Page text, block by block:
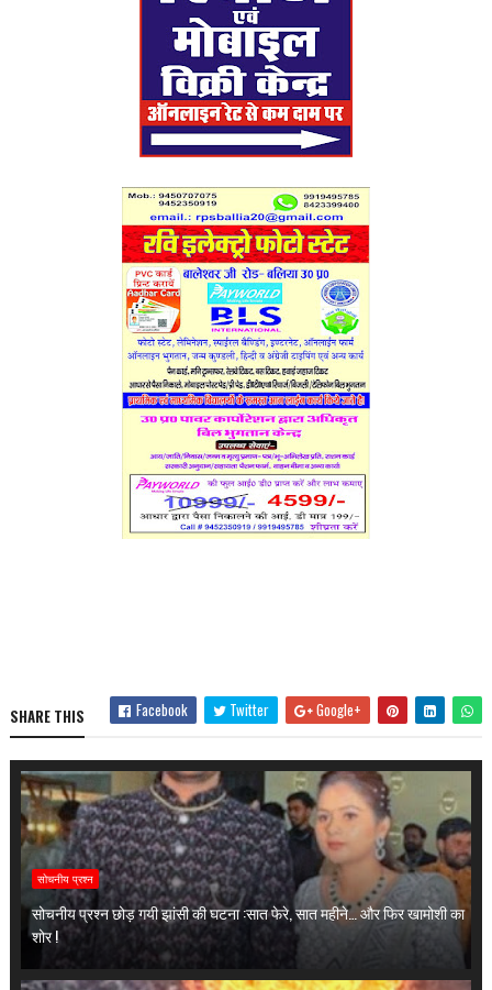
SHARE THIS Facebook Twitter Google+
सोचनीय प्रश्न
सोचनीय प्रश्न छोड़ गयी झांसी की घटना :सात फेरे, सात महीने… और फिर खामोशी का
शोर !